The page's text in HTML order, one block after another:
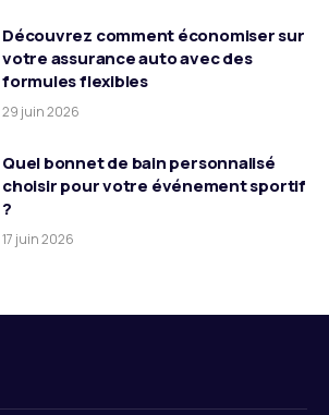
Découvrez comment économiser sur
votre assurance auto avec des
formules flexibles
29 juin 2026
Quel bonnet de bain personnalisé
choisir pour votre événement sportif
?
17 juin 2026